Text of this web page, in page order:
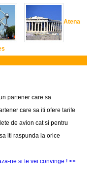
Atena
partener care sa
care sa iti ofere tarife
de avion cat si pentru
iti raspunda la orice
ne si te vei convinge ! <<